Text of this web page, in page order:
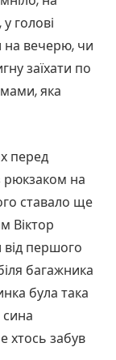
голові
на вечерю, чи
заїхати по
яка
перед
рюкзаком на
ставало ще
Віктор
від першого
багажника
була така
хтось забув